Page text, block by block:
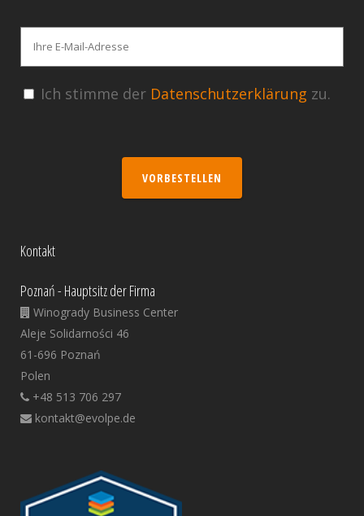
Ich stimme der Datenschutzerklärung zu.
VORBESTELLEN
Kontakt
Poznań - Hauptsitz der Firma
Winogrady Business Center
Aleje Solidarności 46
61-696 Poznań
Polen
+48 513 706 297
kontakt@evolpe.de